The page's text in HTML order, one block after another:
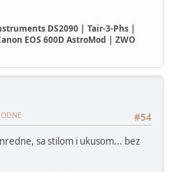
DS2090 | Tair-3-Phs |
EOS 600D AstroMod | ZWO
#54
sa stilom i ukusom... bez